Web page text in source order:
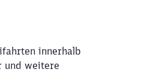
innerhalb
und weitere